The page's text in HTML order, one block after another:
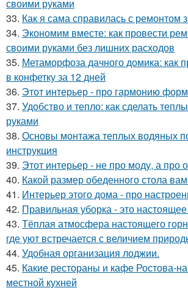
своими руками
33. Как я сама справилась с ремонтом
34. Экономим вместе: как провести
своими руками без лишних расходов
35. Метаморфоза дачного домика: как
в конфетку за 12 дней
36. Этот интерьер - про гармонию
37. Удобство и тепло: как сделать
руками
38. Основы монтажа теплых водяных
инструкция
39. Этот интерьер - не про моду, а про
40. Какой размер обеденного стола
41. Интерьер этого дома - про
42. Правильная уборка - это настоящее
43. Тёплая атмосфера настоящего
где уют встречается с величием
44. Удобная организация лоджии.
45. Какие рестораны и кафе Ростова-
местной кухней